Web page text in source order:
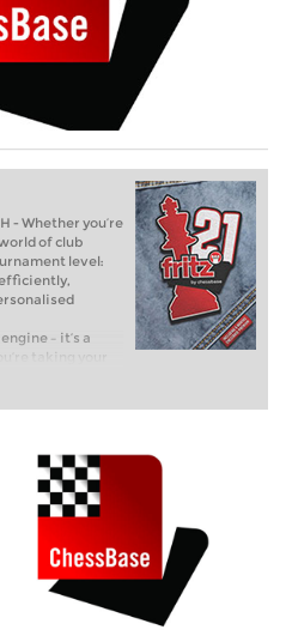
- Whether you’re
of club
level:
– it’s a
taking your
or already
FRITZ, you can
and with a